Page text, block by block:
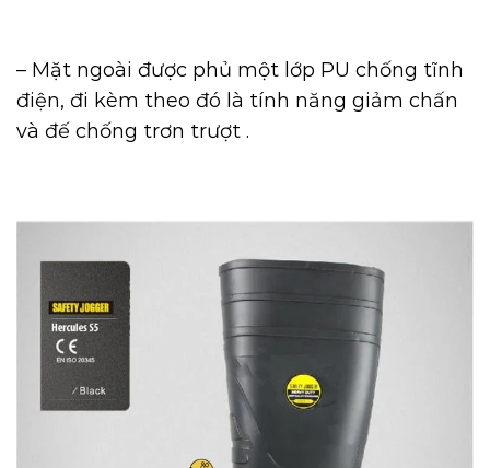
– Mặt ngoài được phủ một lớp PU chống tĩnh
điện, đi kèm theo đó là tính năng giảm chấn
và đế chống trơn trượt .